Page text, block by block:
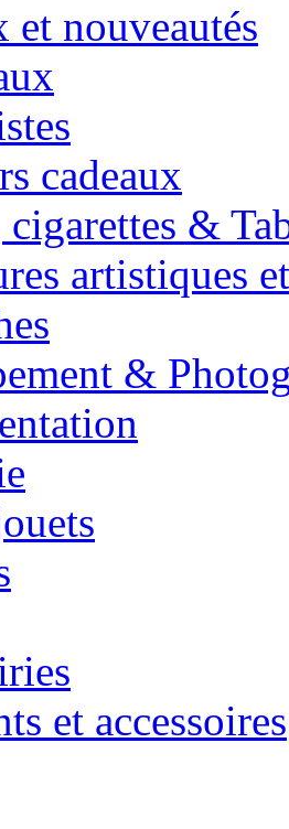
et nouveautés
cadeaux
cigarettes &
artistiques
&
et accessoires